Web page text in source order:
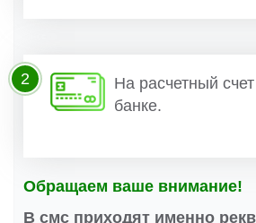
На расчетный
банке.
2
Обращаем ваше внимание!
В смс приходят именно